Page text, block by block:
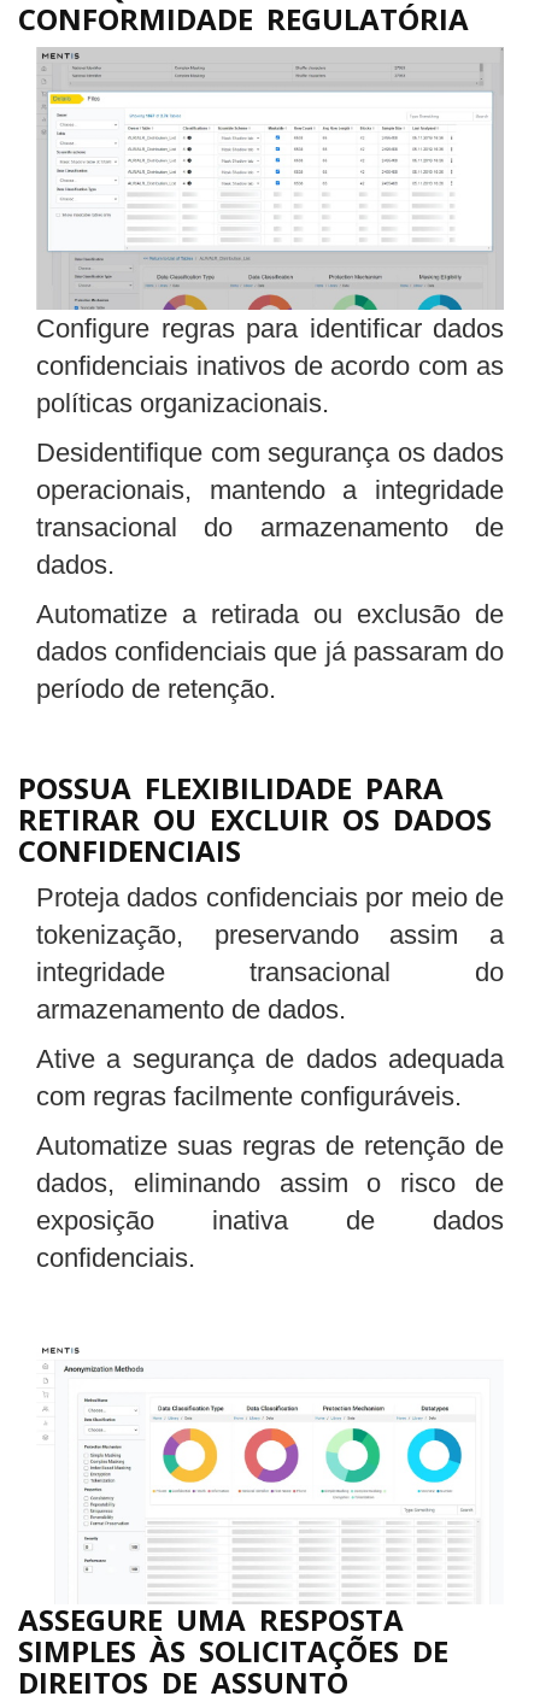
CONFORMIDADE REGULATÓRIA
Configure regras para identificar dados
confidenciais inativos de acordo com as
políticas organizacionais.
Desidentifique com segurança os dados
operacionais, mantendo a integridade
transacional do armazenamento de
dados.
Automatize a retirada ou exclusão de
dados confidenciais que já passaram do
período de retenção.
POSSUA FLEXIBILIDADE PARA
RETIRAR OU EXCLUIR OS DADOS
CONFIDENCIAIS
Proteja dados confidenciais por meio de
tokenização, preservando assim a
integridade transacional do
armazenamento de dados.
Ative a segurança de dados adequada
com regras facilmente configuráveis.
Automatize suas regras de retenção de
dados, eliminando assim o risco de
exposição inativa de dados
confidenciais.
ASSEGURE UMA RESPOSTA
SIMPLES ÀS SOLICITAÇÕES DE
DIREITOS DE ASSUNTO